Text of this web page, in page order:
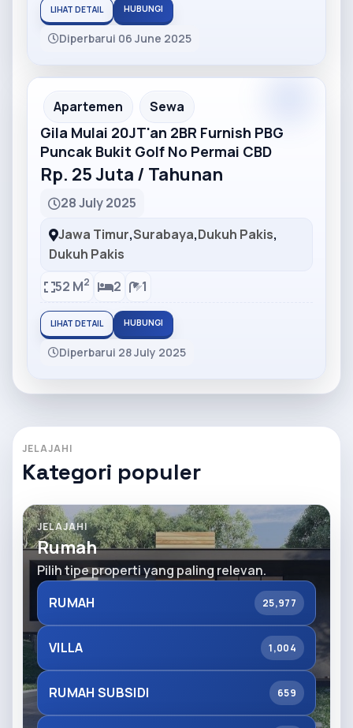
LIHAT DETAIL HUBUNGI
Diperbarui 06 June 2025
Partner Ad
Apartemen Sewa
Gila Mulai 20JT'an 2BR Furnish PBG
Puncak Bukit Golf No Permai CBD
Rp. 25 Juta / Tahunan
28 July 2025
Jawa Timur,Surabaya,Dukuh Pakis,
Dukuh Pakis
52 M2 2 1
LIHAT DETAIL HUBUNGI
Diperbarui 28 July 2025
JELAJAHI
Kategori populer
JELAJAHI
Rumah
Pilih tipe properti yang paling relevan.
RUMAH
25,977
VILLA 1,004
RUMAH SUBSIDI 659